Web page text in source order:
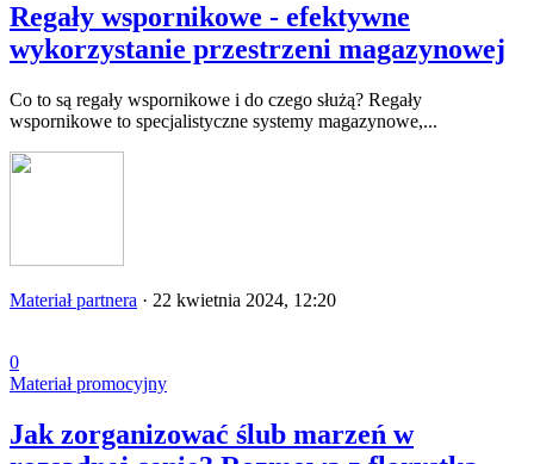
Regały wspornikowe - efektywne
wykorzystanie przestrzeni magazynowej
Co to są regały wspornikowe i do czego służą? Regały
wspornikowe to specjalistyczne systemy magazynowe,...
Materiał partnera · 22 kwietnia 2024, 12:20
0
Materiał promocyjny
Jak zorganizować ślub marzeń w